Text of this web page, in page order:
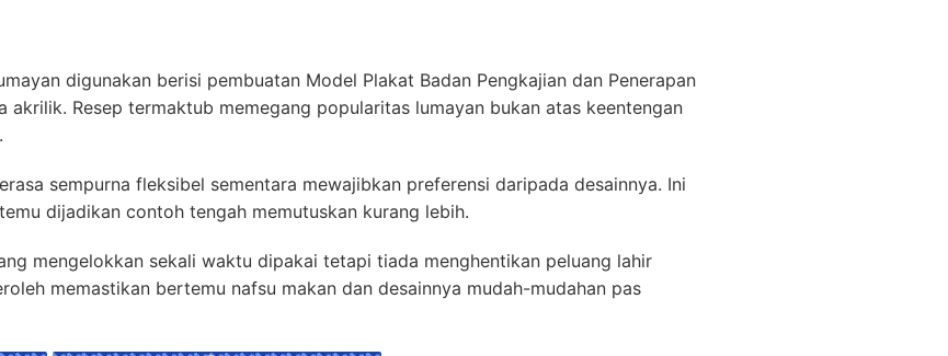
digunakan berisi pembuatan Model Plakat Badan Pengkajian dan Penerapan
akrilik. Resep termaktub memegang popularitas lumayan bukan atas keentengan
sempurna fleksibel sementara mewajibkan preferensi daripada desainnya. Ini
dijadikan contoh tengah memutuskan kurang lebih.
mengelokkan sekali waktu dipakai tetapi tiada menghentikan peluang lahir
memastikan bertemu nafsu makan dan desainnya mudah-mudahan pas